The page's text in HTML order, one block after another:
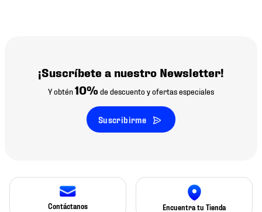
¡Suscríbete a nuestro Newsletter!
Y obtén10% de descuento y ofertas especiales
Suscribirme
Contáctanos Encuentra tu Tienda